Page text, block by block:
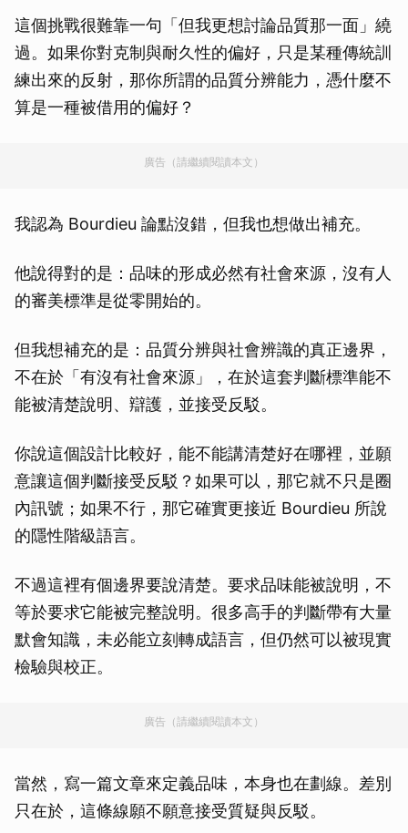
這個挑戰很難靠一句「但我更想討論品質那一面」繞
過。如果你對克制與耐久性的偏好，只是某種傳統訓
練出來的反射，那你所謂的品質分辨能力，憑什麼不
算是一種被借用的偏好？
廣告（請繼續閱讀本文）
我認為 Bourdieu 論點沒錯，但我也想做出補充。
他說得對的是：品味的形成必然有社會來源，沒有人
的審美標準是從零開始的。
但我想補充的是：品質分辨與社會辨識的真正邊界，
不在於「有沒有社會來源」，在於這套判斷標準能不
能被清楚說明、辯護，並接受反駁。
你說這個設計比較好，能不能講清楚好在哪裡，並願
意讓這個判斷接受反駁？如果可以，那它就不只是圈
內訊號；如果不行，那它確實更接近 Bourdieu 所說
的隱性階級語言。
不過這裡有個邊界要說清楚。要求品味能被說明，不
等於要求它能被完整說明。很多高手的判斷帶有大量
默會知識，未必能立刻轉成語言，但仍然可以被現實
檢驗與校正。
廣告（請繼續閱讀本文）
當然，寫一篇文章來定義品味，本身也在劃線。差別
只在於，這條線願不願意接受質疑與反駁。